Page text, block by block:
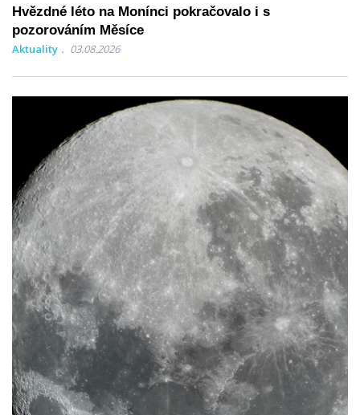
Hvězdné léto na Monínci pokračovalo i s
pozorováním Měsíce
Aktuality 03.08.2026